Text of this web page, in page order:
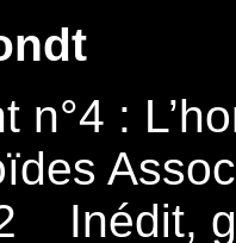
n°4 :
_ Inédit,